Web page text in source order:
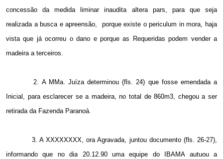
concessão da medida liminar inaudita altera pars, para que seja
realizada a busca e apreensão,
porque existe o periculum in mora, haja
vista que já ocorreu o dano e porque as Requeridas podem vender a
madeira a terceiros.
2. AMMa. Juíza determinou (fls. 24) que fosse emendada a
Inicial, para esclarecer se a madeira, no total de 860m3, chegou a ser
retirada da Fazenda Paranoá.
3. AXXXXXXXX, ora Agravada, juntou documento (fls. 26-27),
informando que no dia 20.12.90 uma equipe do IBAMA autuou a